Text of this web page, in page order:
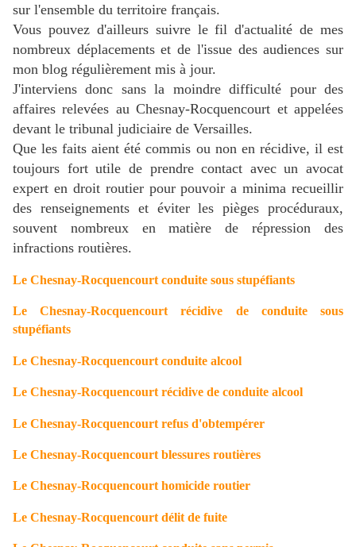
sur l'ensemble du territoire français.
Vous pouvez d'ailleurs suivre le fil d'actualité de mes
nombreux déplacements et de l'issue des audiences sur
mon blog régulièrement mis à jour.
J'interviens donc sans la moindre difficulté pour des
affaires relevées au Chesnay-Rocquencourt et appelées
devant le tribunal judiciaire de Versailles.
Que les faits aient été commis ou non en récidive, il est
toujours fort utile de prendre contact avec un avocat
expert en droit routier pour pouvoir a minima recueillir
des renseignements et éviter les pièges procéduraux,
souvent nombreux en matière de répression des
infractions routières.
Le Chesnay-Rocquencourt conduite sous stupéfiants
Le Chesnay-Rocquencourt récidive de conduite sous
stupéfiants
Le Chesnay-Rocquencourt conduite alcool
Le Chesnay-Rocquencourt récidive de conduite alcool
Le Chesnay-Rocquencourt refus d'obtempérer
Le Chesnay-Rocquencourt blessures routières
Le Chesnay-Rocquencourt homicide routier
Le Chesnay-Rocquencourt délit de fuite